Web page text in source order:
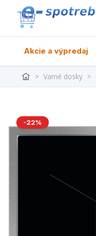
Akcie a výpredaj
> Varné dosky >
-22%